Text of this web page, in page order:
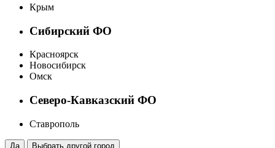
Крым
Сибирский ФО
Красноярск
Новосибирск
Омск
Северо-Кавказский ФО
Ставрополь